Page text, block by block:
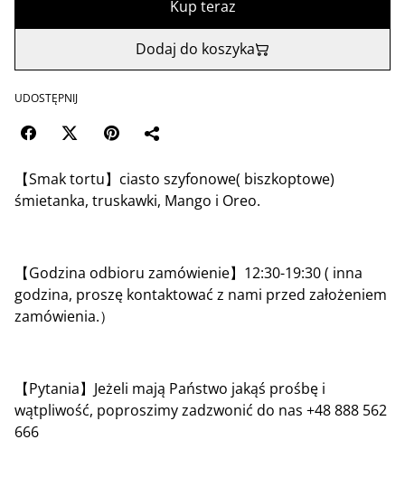
Kup teraz
Dodaj do koszyka
UDOSTĘPNIJ
【Smak tortu】ciasto szyfonowe( biszkoptowe)
śmietanka, truskawki, Mango i Oreo.
【Godzina odbioru zamówienie】12:30-19:30 ( inna
godzina, proszę kontaktować z nami przed założeniem
zamówienia.）
【Pytania】Jeżeli mają Państwo jakąś prośbę i
wątpliwość, poproszimy zadzwonić do nas +48 888 562
666